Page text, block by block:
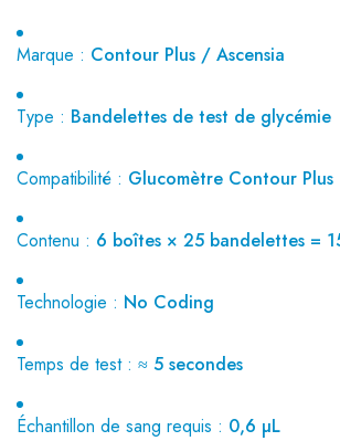
Marque : Contour Plus / Ascensia
Type : Bandelettes de test de glycémie
Compatibilité : Glucomètre Contour Plus
Contenu : 6 boîtes × 25 bandelettes =
Technologie : No Coding
Temps de test : ≈ 5 secondes
Échantillon de sang requis : 0,6 µL